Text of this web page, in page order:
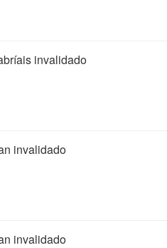
invalidado
invalidado
invalidado